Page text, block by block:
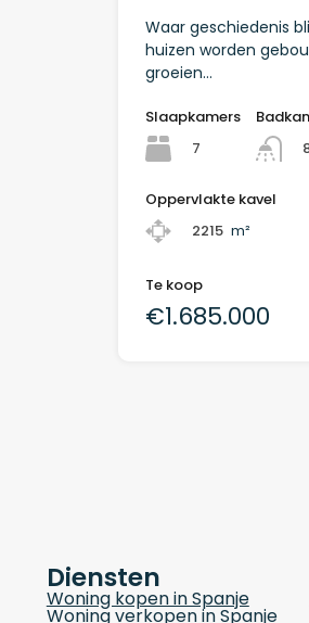
Waar geschiedenis
huizen worden
groeien…
Slaapkamers
7
Oppervlakte kavel
2215 m²
Te koop
€1.685.000
Diensten
Woning kopen in Spanje
Woning verkopen in Spanje